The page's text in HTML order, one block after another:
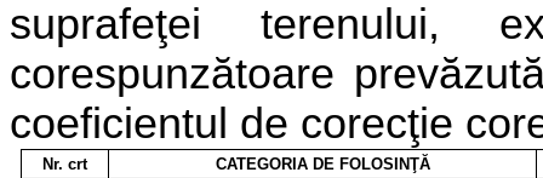
suprafeţei terenului,
corespunzătoare
coeficientul de corecţie
Nr. crt
CATEGORIA DE FOLOSINŢĂ